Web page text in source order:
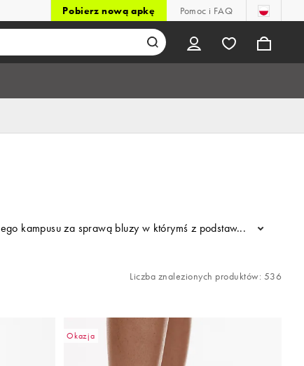
Pobierz nową apkę Pomoc i FAQ
kampusu za sprawą bluzy w którymś z podstawowych
...
Liczba znalezionych produktów: 536
Okazja